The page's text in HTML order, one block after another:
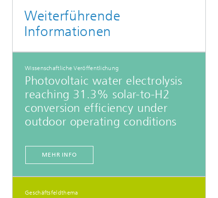
Weiterführende
Informationen
Wissenschaftliche Veröffentlichung
Photovoltaic water electrolysis
reaching 31.3% solar-to-H2
conversion efficiency under
outdoor operating conditions
MEHR INFO
Geschäftsfeldthema